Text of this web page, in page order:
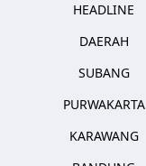
HEADLINE
DAERAH
SUBANG
PURWAKARTA
KARAWANG